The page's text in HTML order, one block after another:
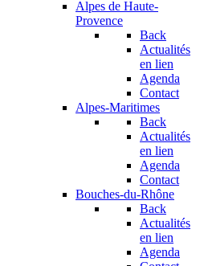
Alpes de Haute-
Provence
Back
Actualités
en lien
Agenda
Contact
Alpes-Maritimes
Back
Actualités
en lien
Agenda
Contact
Bouches-du-Rhône
Back
Actualités
en lien
Agenda